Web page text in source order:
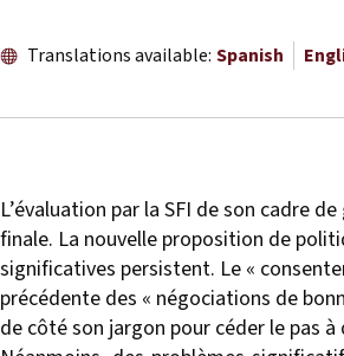
Translations available: Spanish
L’évaluation par la SFI de son cadre
finale. La nouvelle proposition de
significatives persistent. Le «
précédente des « négociations de
de côté son jargon pour céder le pas